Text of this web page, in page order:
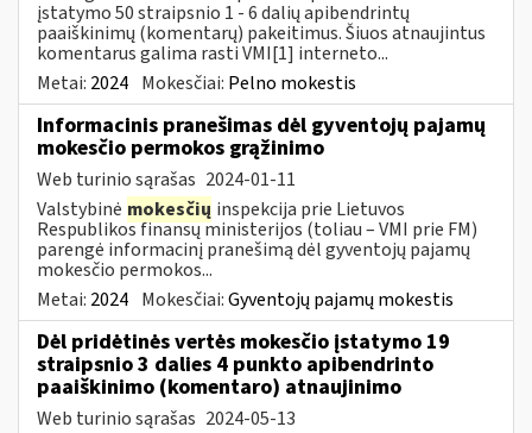
įstatymo 50 straipsnio 1 - 6 dalių apibendrintų
paaiškinimų (komentarų) pakeitimus. Šiuos atnaujintus
komentarus galima rasti VMI[1] interneto...
Metai: 2024 Mokesčiai: Pelno mokestis
Informacinis pranešimas dėl gyventojų pajamų
mokesčio permokos grąžinimo
Web turinio sąrašas 2024-01-11
Valstybinė mokesčių inspekcija prie Lietuvos
Respublikos finansų ministerijos (toliau – VMI prie FM)
parengė informacinį pranešimą dėl gyventojų pajamų
mokesčio permokos...
Metai: 2024 Mokesčiai:Gyventojų pajamų mokestis
Dėl pridėtinės vertės mokesčio įstatymo 19
straipsnio 3 dalies 4 punkto apibendrinto
paaiškinimo (komentaro) atnaujinimo
Web turinio sąrašas 2024-05-13